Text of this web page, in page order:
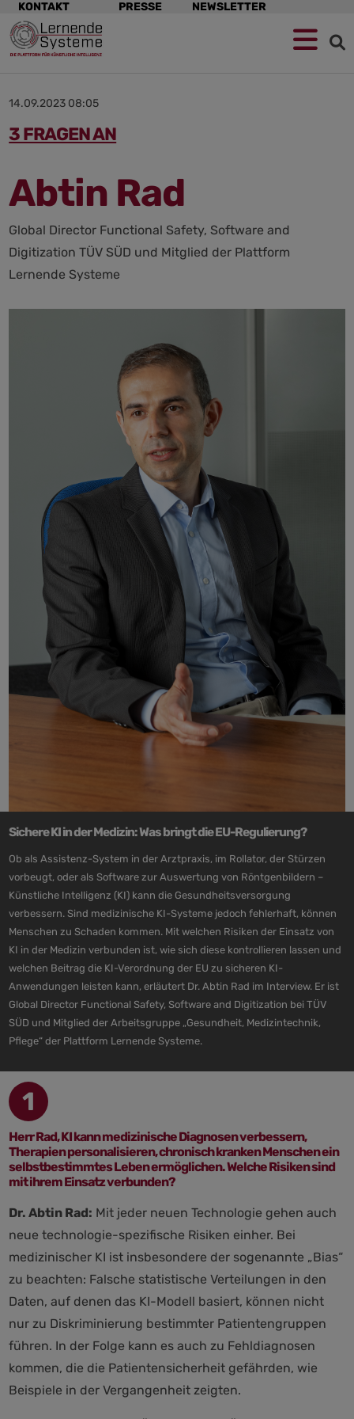
Zur
Navigation
springen
Zum
Hauptinhalt
springen
Zum
Footer
springen
Navigation
überspringen
KONTAKT PRESSE NEWSLETTER
14.09.2023 08:05
3 FRAGEN AN
Abtin Rad
Global Director Functional Safety, Software and
Digitization TÜV SÜD und Mitglied der Plattform
Lernende Systeme
Sichere KI in der Medizin: Was bringt die EU-Regulierung?
Ob als Assistenz-System in der Arztpraxis, im Rollator, der Stürzen
vorbeugt, oder als Software zur Auswertung von Röntgenbildern –
Künstliche Intelligenz (KI) kann die Gesundheitsversorgung
verbessern. Sind medizinische KI-Systeme jedoch fehlerhaft, können
Menschen zu Schaden kommen. Mit welchen Risiken der Einsatz von
KI in der Medizin verbunden ist, wie sich diese kontrollieren lassen und
welchen Beitrag die KI-Verordnung der EU zu sicheren KI-
Anwendungen leisten kann, erläutert Dr. Abtin Rad im Interview. Er ist
Global Director Functional Safety, Software and Digitization bei TÜV
SÜD und Mitglied der Arbeitsgruppe „Gesundheit, Medizintechnik,
Pflege“ der Plattform Lernende Systeme.
1
Herr Rad, KI kann medizinische Diagnosen verbessern,
Therapien personalisieren, chronisch kranken Menschen ein
selbstbestimmtes Leben ermöglichen. Welche Risiken sind
mit ihrem Einsatz verbunden?
Dr. Abtin Rad: Mit jeder neuen Technologie gehen auch
neue technologie-spezifische Risiken einher. Bei
medizinischer KI ist insbesondere der sogenannte „Bias“
zu beachten: Falsche statistische Verteilungen in den
Daten, auf denen das KI-Modell basiert, können nicht
nur zu Diskriminierung bestimmter Patientengruppen
führen. In der Folge kann es auch zu Fehldiagnosen
kommen, die die Patientensicherheit gefährden, wie
Beispiele in der Vergangenheit zeigten.